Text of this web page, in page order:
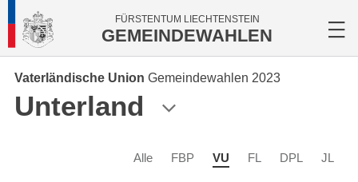
FÜRSTENTUM LIECHTENSTEIN
GEMEINDEWAHLEN
Vaterländische Union Gemeindewahlen 2023
Unterland
Alle FBP VU FL DPL JL